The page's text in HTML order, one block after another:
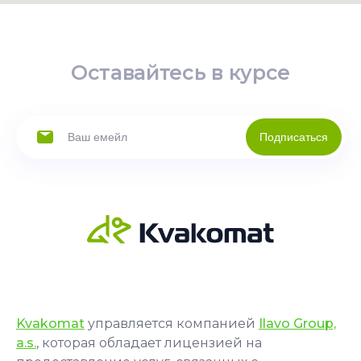
Оставайтесь в курсе
Подписаться
Kvakomat управляется компанией Ilavo Group,
a.s., которая обладает лицензией на